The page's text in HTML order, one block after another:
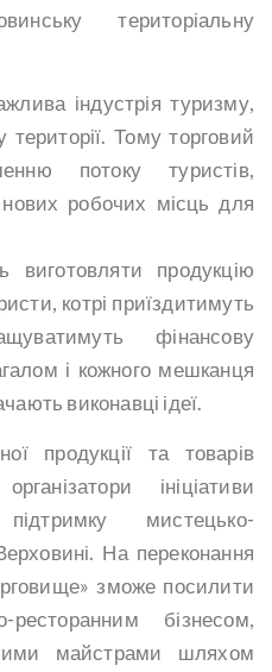
територіальну
індустрія туризму,
Тому торговий
потоку туристів,
робочих місць для
виготовляти продукцію
котрі приїздитимуть
фінансову
і кожного мешканця
виконавці ідеї.
продукції та товарів
ініціативи
мистецько-
На переконання
зможе посилити
бізнесом,
майстрами шляхом